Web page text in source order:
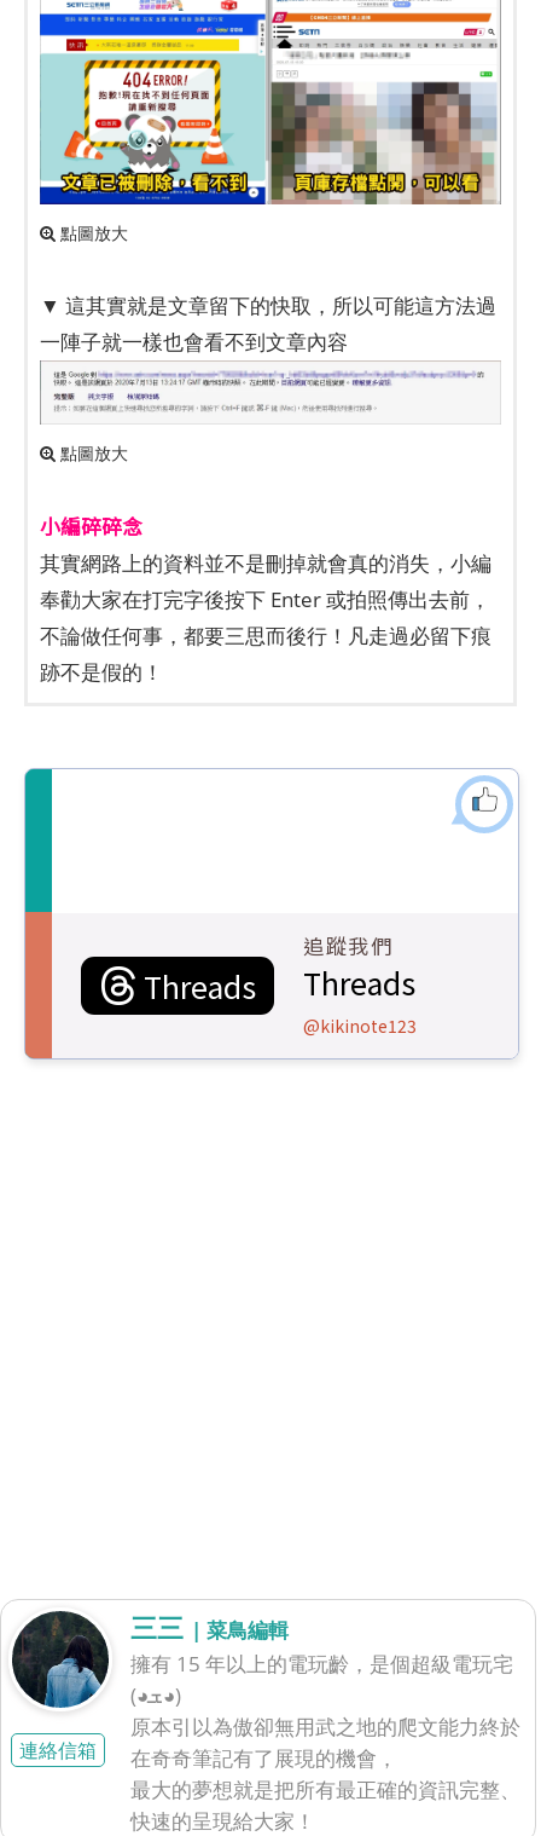
點圖放大
▼ 這其實就是文章留下的快取，所以可能這方法過
一陣子就一樣也會看不到文章內容
點圖放大
小編碎碎念
其實網路上的資料並不是刪掉就會真的消失，小編
奉勸大家在打完字後按下 Enter 或拍照傳出去前，
不論做任何事，都要三思而後行！凡走過必留下痕
跡不是假的！
Threads
追蹤我們
Threads
@kikinote123
連絡信箱
三三 | 菜鳥編輯
擁有 15 年以上的電玩齡，是個超級電玩宅
(◕ܫ◕)
原本引以為傲卻無用武之地的爬文能力終於
在奇奇筆記有了展現的機會，
最大的夢想就是把所有最正確的資訊完整、
快速的呈現給大家！